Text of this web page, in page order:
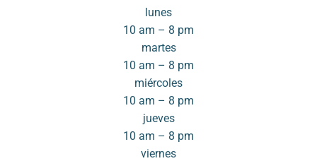
lunes
10 am – 8 pm
martes
10 am – 8 pm
miércoles
10 am – 8 pm
jueves
10 am – 8 pm
viernes